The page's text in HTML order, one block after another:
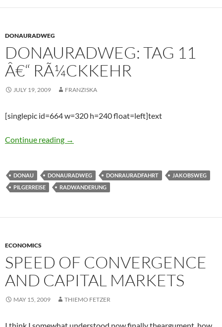
DONAURADWEG
DONAURADWEG: TAG 11
Â€“ RÃ¼CKKEHR
JULY 19, 2009 FRANZISKA
[singlepic id=664 w=320 h=240 float=left]text
Continue reading Donauradweg: Tag 11 â€“ RÃ¼ckkehr
→
DONAU DONAURADWEG DONRAURADFAHRT
JAKOBSWEG
PILGERREISE
RADWANDERUNG
ECONOMICS
SPEED OF CONVERGENCE
AND CAPITAL MARKETS
MAY 15, 2009 THIEMO FETZER